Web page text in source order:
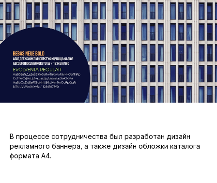
В процессе сотрудничества был разработан дизайн
рекламного баннера, а также дизайн обложки каталога
формата А4.